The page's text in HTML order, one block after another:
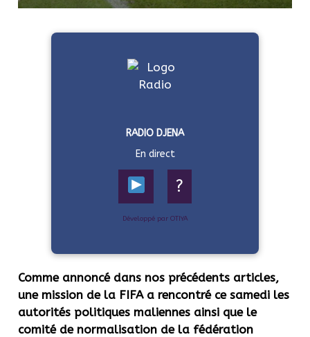
RADIO DJENA
En direct
?
Développé par OTIYA
Comme annoncé dans nos précédents articles,
une mission de la FIFA a rencontré ce samedi les
autorités politiques maliennes ainsi que le
comité de normalisation de la fédération